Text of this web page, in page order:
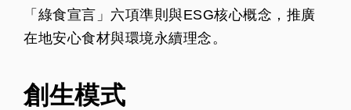
「綠食宣言」六項準則與ESG核心概念，推廣
在地安心食材與環境永續理念。
創生模式